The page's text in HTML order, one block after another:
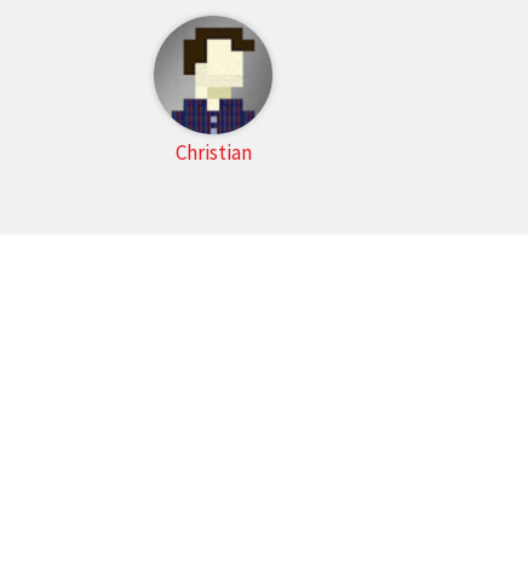
Christian